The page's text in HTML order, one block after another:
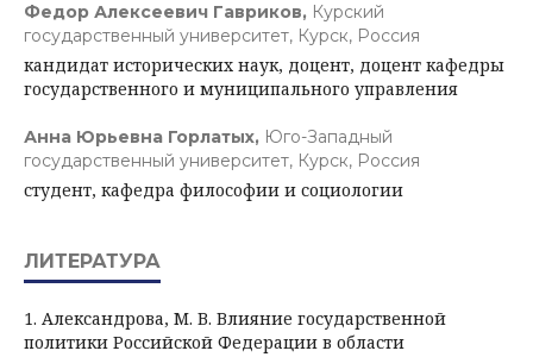
Федор Алексеевич Гавриков, Курский
государственный университет, Курск, Россия
кандидат исторических наук, доцент, доцент кафедры
государственного и муниципального управления
Анна Юрьевна Горлатых, Юго-Западный
государственный университет, Курск, Россия
студент, кафедра философии и социологии
ЛИТЕРАТУРА
1. Александрова, М. В. Влияние государственной
политики Российской Федерации в области